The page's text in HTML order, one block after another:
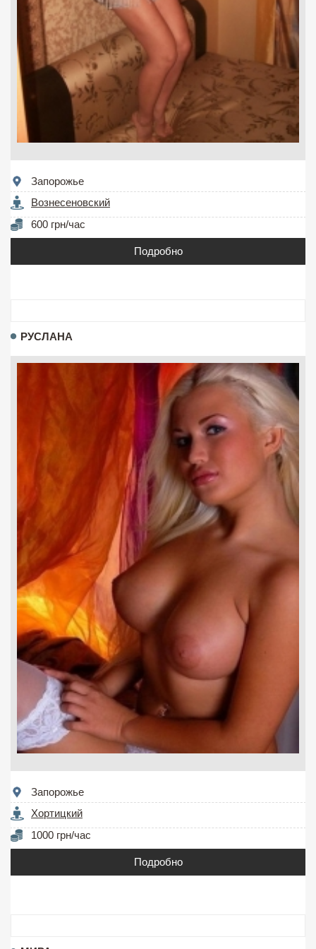
Запорожье
Вознесеновский
600 грн/час
Подробно
РУСЛАНА
Запорожье
Хортицкий
1000 грн/час
Подробно